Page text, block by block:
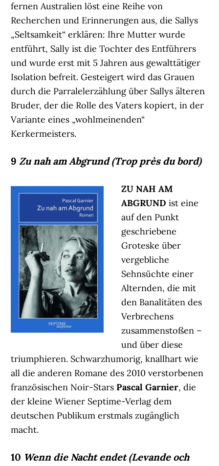
fernen Australien löst eine Reihe von
Recherchen und Erinnerungen aus, die Sallys
„Seltsamkeit“ erklären: Ihre Mutter wurde
entführt, Sally ist die Tochter des Entführers
und wurde erst mit 5 Jahren aus gewalttätiger
Isolation befreit. Gesteigert wird das Grauen
durch die Parralelerzählung über Sallys älteren
Bruder, der die Rolle des Vaters kopiert, in der
Variante eines „wohlmeinenden“
Kerkermeisters.
9 Zu nah am Abgrund (Trop près du bord)
ZU NAH AM
ABGRUND ist eine
auf den Punkt
geschriebene
Groteske über
vergebliche
Sehnsüchte einer
Alternden, die mit
den Banalitäten des
Verbrechens
zusammenstoßen –
und über diese
triumphieren. Schwarzhumorig, knallhart wie
all die anderen Romane des 2010 verstorbenen
französischen Noir-StarsPascal Garnier, die
der kleine Wiener Septime-Verlag dem
deutschen Publikum erstmals zugänglich
macht.
10 Wenn die Nacht endet (Levande och